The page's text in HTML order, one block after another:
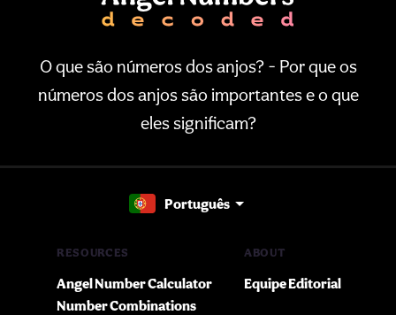
O que são números dos anjos? - Por que os
números dos anjos são importantes e o que
eles significam?
Português
RESOURCES
Angel Number Calculator
Number Combinations
ABOUT
Equipe Editorial